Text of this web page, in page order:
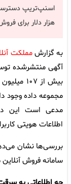
هزار دلار برای
به گزارشمملکت
آگهی منتشرشده
بیش از ۱۰۷
مدعی است این
اطلاعات هویتی
بررسی‌ها نشان
سامانه فروش